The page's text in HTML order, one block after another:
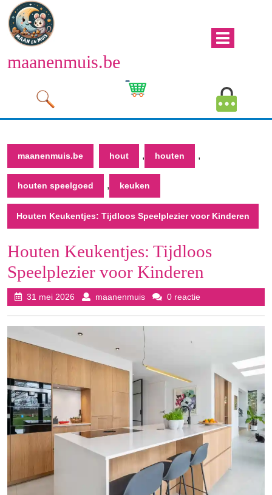
Naar
de
inhoud
maanenmuis.be
Winkelwagen
maanenmuis.be hout , houten ,
houten speelgoed , keuken
Houten Keukentjes: Tijdloos Speelplezier voor Kinderen
Houten Keukentjes: Tijdloos
Speelplezier voor Kinderen
31 mei 2026 31
mei
maanenmuismaanenmuis
0 reactie